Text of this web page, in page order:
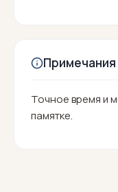
Примечания
Точное время и
памятке.